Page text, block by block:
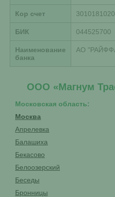
Кор счет
БИК 044525700
Наименование
банка
АО
ООО «Магнум
Московская область:
Москва
Апрелевка
Балашиха
Бекасово
Белоозерский
Беседы
Бронницы